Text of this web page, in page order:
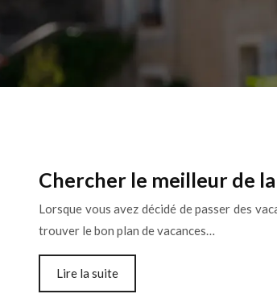
Chercher le meilleur de
Lorsque vous avez décidé de passer des
trouver le bon plan de vacances…
Lire la suite